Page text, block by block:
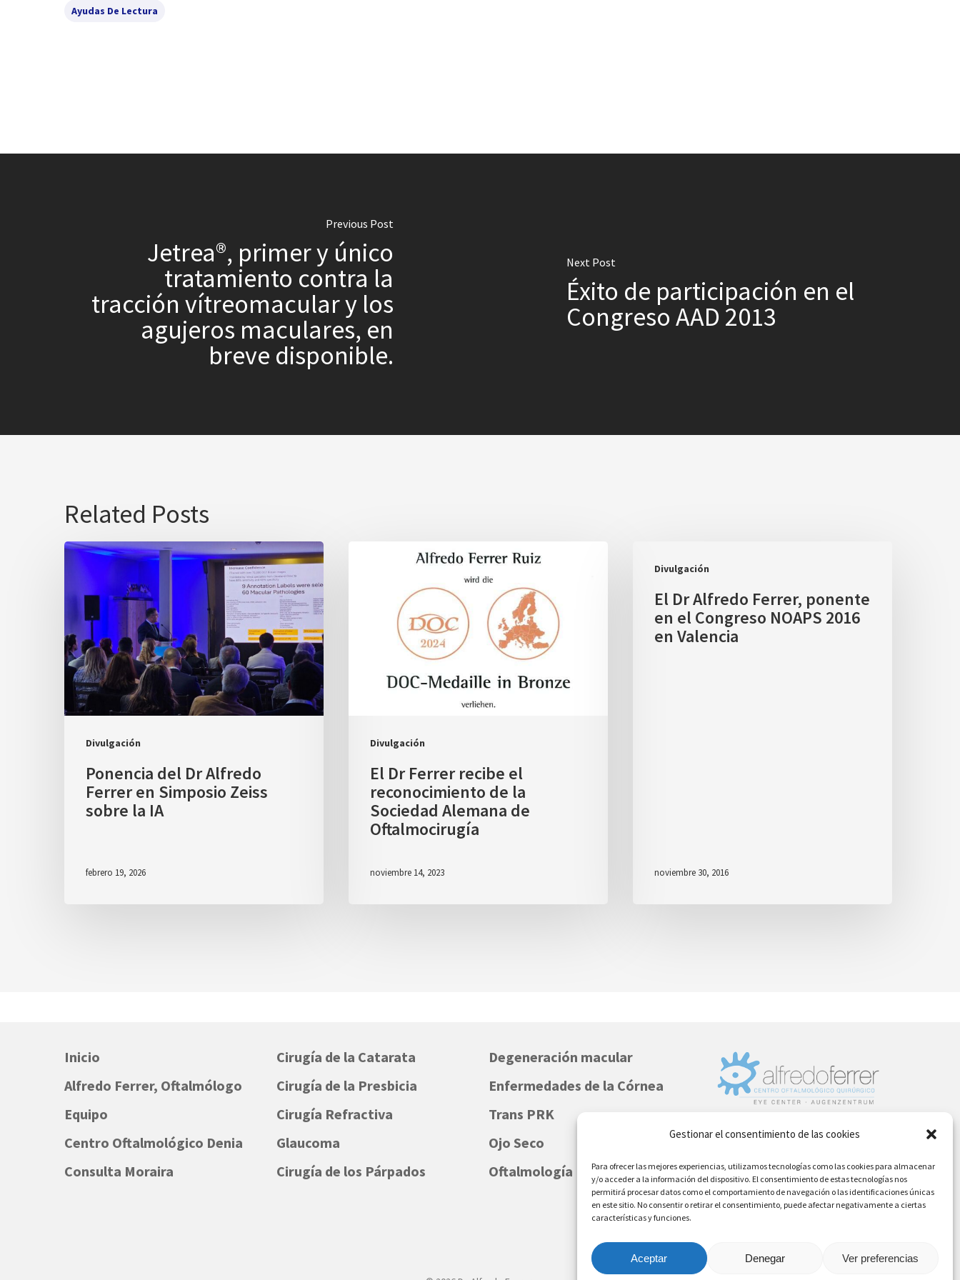
Gestionar el consentimiento de las cookies
Para ofrecer las mejores experiencias, utilizamos tecnologías como las cookies para almacenar
y/o acceder a la información del dispositivo. El consentimiento de estas tecnologías nos
permitirá procesar datos como el comportamiento de navegación o las identificaciones únicas
en este sitio. No consentir o retirar el consentimiento, puede afectar negativamente a ciertas
características y funciones.
Aceptar Denegar Ver preferencias
Ayudas De Lectura
Previous Post
Jetrea®, primer y único
tratamiento contra la
tracción vítreomacular y los
agujeros maculares, en
breve disponible.
Next Post
Éxito de participación en el
Congreso AAD 2013
Related Posts
Divulgación
Ponencia del Dr Alfredo
Ferrer en Simposio Zeiss
sobre la IA
febrero 19, 2026
Divulgación
El Dr Ferrer recibe el
reconocimiento de la
Sociedad Alemana de
Oftalmocirugía
noviembre 14, 2023
Divulgación
El Dr Alfredo Ferrer, ponente
en el Congreso NOAPS 2016
en Valencia
noviembre 30, 2016
Inicio
Alfredo Ferrer, Oftalmólogo
Equipo
Centro Oftalmológico Denia
Consulta Moraira
Cirugía de la Catarata
Cirugía de la Presbicia
Cirugía Refractiva
Glaucoma
Cirugía de los Párpados
Degeneración macular
Enfermedades de la Córnea
Trans PRK
Ojo Seco
Oftalmología Infantil
Teléfono: (+34) 96 642 6226